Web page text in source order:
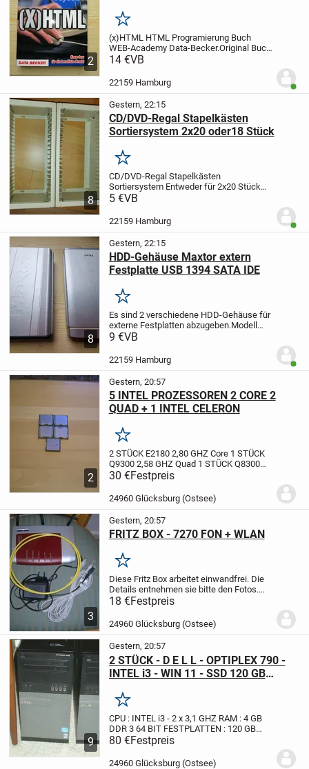
2
Merken
(x)HTML HTML Programierung Buch
WEB-Academy Data-Becker.Original Buch
neu und unbenutzt
Päckchen/Paket (versichert) ist auch
Kosten hierfür...
14 €VB
22159 Hamburg
8
Gestern, 22:15
CD/DVD-Regal Stapelkästen
Sortiersystem 2x20 oder18 Stück
Merken
CD/DVD-Regal Stapelkästen
Sortiersystem Entweder für 2x20 Stück
oder alternativ 2x18 Stück
stapel- und kombinierbar, Horizontal und
5 €VB
22159 Hamburg
8
Gestern, 22:15
HDD-Gehäuse Maxtor extern
Festplatte USB 1394 SATA IDE
Merken
Es sind 2 verschiedene HDD-Gehäuse für
externe Festplatten abzugeben.Modell
One Touch II Maxtor PTE mit USB und 2x
Geräte sind in einem sehr guten Zustand
9 €VB
22159 Hamburg
2
Gestern, 20:57
5 INTEL PROZESSOREN 2 CORE 2
QUAD + 1 INTEL CELERON
Merken
2 STÜCK E2180 2,80 GHZ Core1 STÜCK
Q9300 2,58 GHZ Quad 1 STÜCK Q8300
2,33 GHZ Quad1 STÜCK INTEL CELERON
D 2,88 GHZ
von Allen 30,- €. DER VERSAND WÄRE
30 €Festpreis
24960 Glücksburg (Ostsee)
3
Gestern, 20:57
FRITZ BOX - 7270 FON + WLAN
Merken
Diese Fritz Box arbeitet einwandfrei.Die
Details entnehmen sie bitte den Fotos.
Bei Versendung erfolgt die Bezahlung nur
über Paypal/Freunde.
dann extra.Der Verkauf erfolgt unter...
18 €Festpreis
24960 Glücksburg (Ostsee)
9
Gestern, 20:57
2 STÜCK - D E L L - OPTIPLEX 790 -
INTEL i3 - WIN 11 - SSD 120 GB
Merken
CPU : INTEL i3 - 2 x 3,1 GHZ RAM : 4 GB
DDR 364 BITFESTPLATTEN : 120 GB
SSD----------------------- 500 GB SATA für
Ein Displayport Adapter auf HDMI
ist bei beiden PC´s dabei....
80 €Festpreis
24960 Glücksburg (Ostsee)